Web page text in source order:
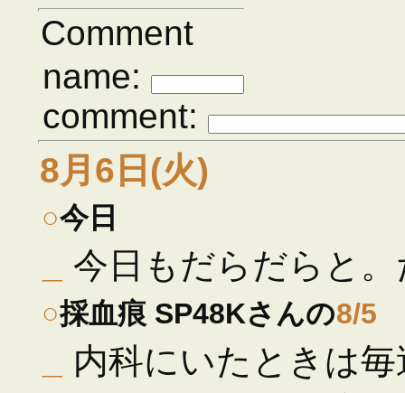
Comment
name:
comment:
8月6日(火)
○今日
今日もだらだらと
○採血痕 SP48Kさんの8/5
内科にいたときは